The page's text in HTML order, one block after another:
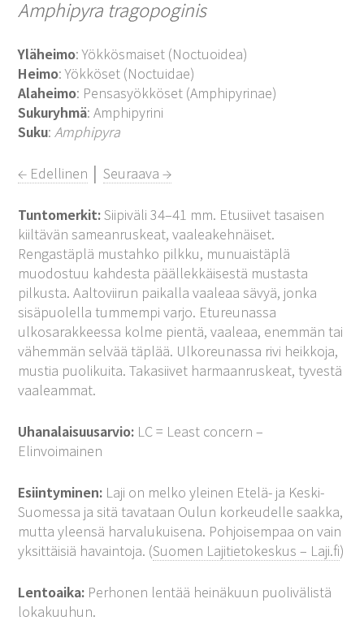
Amphipyra tragopoginis
Yläheimo: Yökkösmaiset (Noctuoidea)
Heimo: Yökköset (Noctuidae)
Alaheimo: Pensasyökköset (Amphipyrinae)
Sukuryhmä: Amphipyrini
Suku:Amphipyra
← Edellinen │Seuraava →
Tuntomerkit:Siipiväli 34–41 mm. Etusiivet tasaisen
kiiltävän sameanruskeat, vaaleakehnäiset.
Rengastäplä mustahko pilkku, munuaistäplä
muodostuu kahdesta päällekkäisestä mustasta
pilkusta. Aaltoviirun paikalla vaaleaa sävyä, jonka
sisäpuolella tummempi varjo. Etureunassa
ulkosarakkeessa kolme pientä, vaaleaa, enemmän tai
vähemmän selvää täplää. Ulkoreunassa rivi heikkoja,
mustia puolikuita. Takasiivet harmaanruskeat, tyvestä
vaaleammat.
Uhanalaisuusarvio: LC = Least concern –
Elinvoimainen
Esiintyminen: Laji on melko yleinen Etelä- ja Keski-
Suomessa ja sitä tavataan Oulun korkeudelle saakka,
mutta yleensä harvalukuisena. Pohjoisempaa on vain
yksittäisiä havaintoja. (Suomen Lajitietokeskus – Laji.fi)
Lentoaika: Perhonen lentää heinäkuun puolivälistä
lokakuuhun.